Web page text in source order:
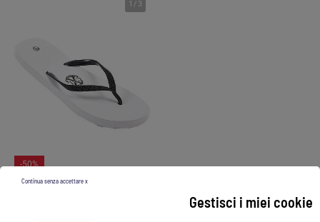
Gestisci i miei cookie
Continua senza accettare x
1 / 3
-50%